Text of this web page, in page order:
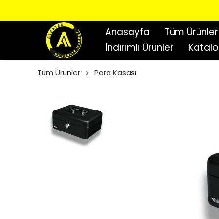
Anasayfa
Tüm Ürünler
İndirimli Ürünler
Tüm Ürünler Para Kasası